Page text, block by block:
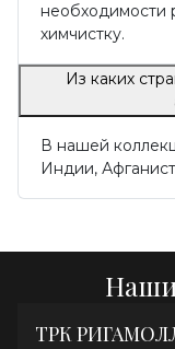
необходимости
химчистку.
Из каких
В нашей
Индии,
ТРК